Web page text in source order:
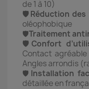
de 1 à 10)
🛡️Réduction
oléophobique
🛡️Traitement
🛡️Confort
Contact
Angles arrondis
🛡️ Installation
détaillée en